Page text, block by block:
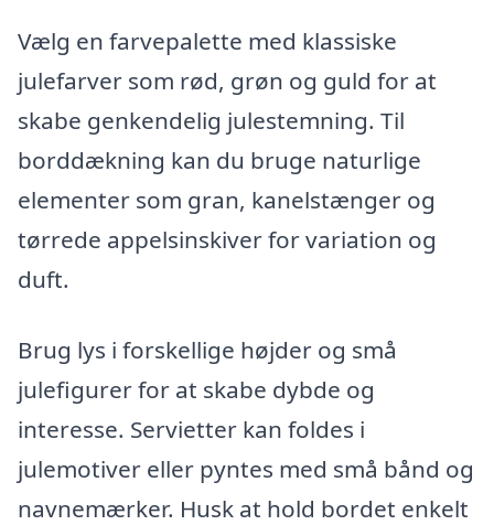
Vælg en farvepalette med klassiske
julefarver som rød, grøn og guld for at
skabe genkendelig julestemning. Til
borddækning kan du bruge naturlige
elementer som gran, kanelstænger og
tørrede appelsinskiver for variation og
duft.
Brug lys i forskellige højder og små
julefigurer for at skabe dybde og
interesse. Servietter kan foldes i
julemotiver eller pyntes med små bånd og
navnemærker. Husk at hold bordet enkelt